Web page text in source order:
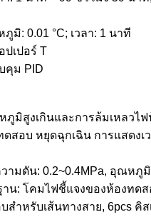
มิ: 0.01 °C; เวลา: 1 นาที
ปเปอร์ T
คุม PID
มิสูงเกินและการล้มเหลวไฟ
สอบ หยุดฉุกเฉิน การแสดงเ
ามดัน: 0.2~0.4MPa, อุณหภูมิ
าน: โคมไฟชี้แจงของห้องทดส
าหรับเส้นทางสาย, 6pcs คิส